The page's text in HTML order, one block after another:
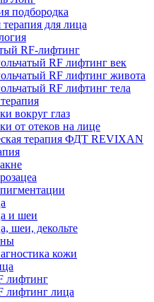
подбородка
для лица
RF-лифтинг
RF лифтинг век
RF лифтинг живота
RF лифтинг тела
вокруг глаз
от отеков на лице
терапия ФДТ REVIXAN
и шеи
шеи, декольте
кожи
лифтинг
лифтинг лица